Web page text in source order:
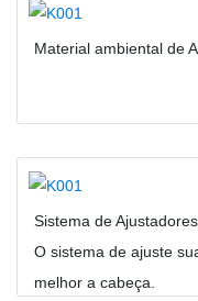
Material ambiental de
Sistema de
O sistema de ajuste
melhor a cabeça.